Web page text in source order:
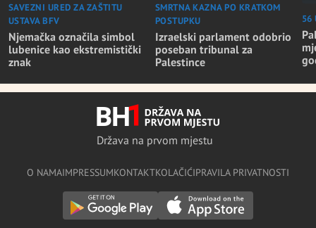
SAVEZNI URED ZA ZAŠTITU
USTAVA BFV
Njemačka označila simbol
lubenice kao ekstremistički
znak
SMRTNA KAZNA PO KRATKOM
POSTUPKU
Izraelski parlament odobrio
poseban tribunal za
Palestince
56
Država na prvom mjestu
O NAMAIMPRESSUMKONTAKTKOLAČIĆIPRAVILA PRIVATNOSTI